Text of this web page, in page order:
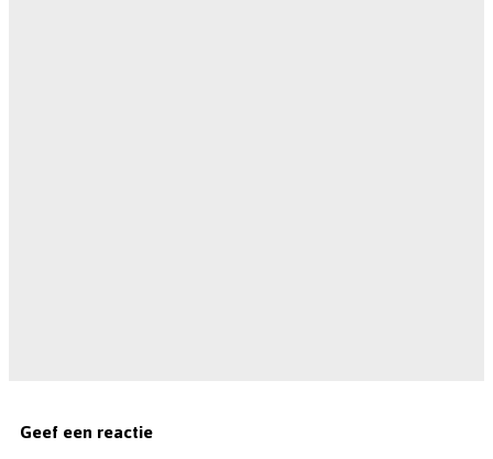
Geef een reactie